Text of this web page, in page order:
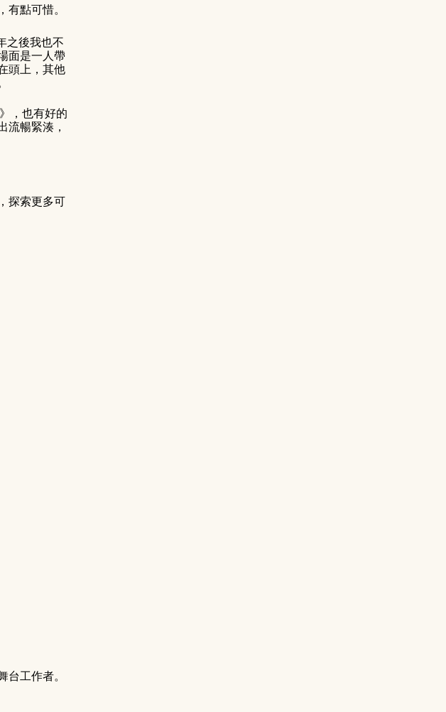
點可惜。
之後我也不
面是一人帶
頭上，其他
，也有好的
流暢緊湊，
探索更多可
工作者。